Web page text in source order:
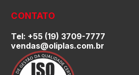
Tocantins (TO)
CONTATO
Tel: +55 (19) 3709-7777
vendas@oliplas.com.br